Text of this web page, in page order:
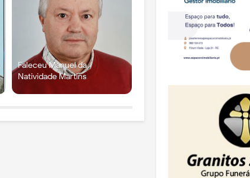
Faleceu Manuel da
Natividade Martins